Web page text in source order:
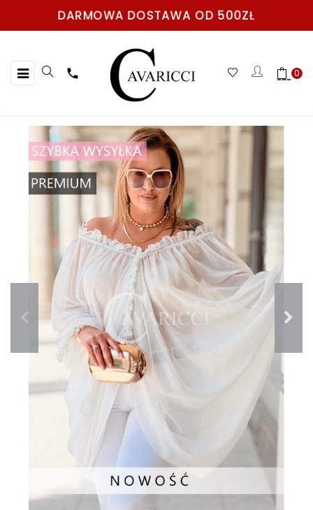
DARMOWA DOSTAWA OD 500ZŁ
Toggle
navigation
☰  0